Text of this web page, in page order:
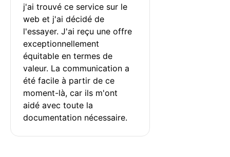
j'ai trouvé ce service sur le
web et j'ai décidé de
l'essayer. J'ai reçu une offre
exceptionnellement
équitable en termes de
valeur. La communication a
été facile à partir de ce
moment-là, car ils m'ont
aidé avec toute la
documentation nécessaire.